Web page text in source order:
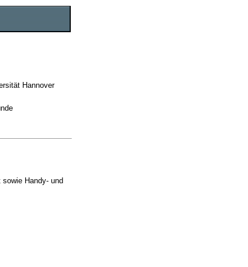
Hannover
Handy- und